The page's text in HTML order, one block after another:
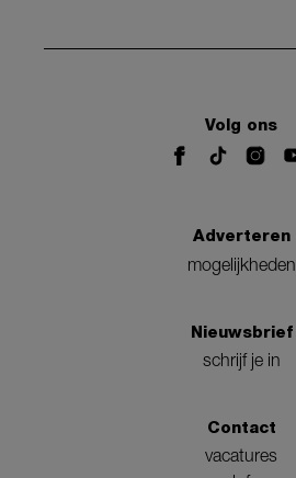
Volg ons
Adverteren
mogelijkheden
Nieuwsbrief
schrijf je in
Contact
vacatures